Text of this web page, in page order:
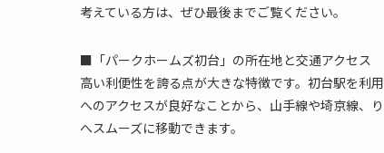
考えている方は、ぜひ最後までご覧ください。
■「パークホームズ初台」の所在地と交通アクセス
高い利便性を誇る点が大きな特徴です。初台駅を利
へのアクセスが良好なことから、山手線や埼京線、
へスムーズに移動できます。